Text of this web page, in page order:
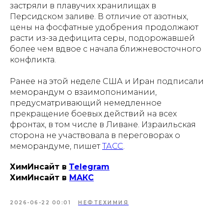
застряли в плавучих хранилищах в
Персидском заливе. В отличие от азотных,
цены на фосфатные удобрения продолжают
расти из-за дефицита серы, подорожавшей
более чем вдвое с начала ближневосточного
конфликта.
Ранее на этой неделе США и Иран подписали
меморандум о взаимопонимании,
предусматривающий немедленное
прекращение боевых действий на всех
фронтах, в том числе в Ливане. Израильская
сторона не участвовала в переговорах о
меморандуме, пишетТАСС.
ХимИнсайт в Telegram
ХимИнсайт в MAКС
2026-06-22 00:01 НЕФТЕХИМИЯ